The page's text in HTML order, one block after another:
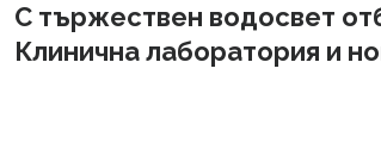
С тържествен водосвет
Клинична лаборатория и